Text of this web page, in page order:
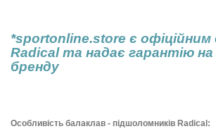
*sportonline.store є
Radical та надає гарантію
бренду
Особливість балаклав - підшоломників Radical: